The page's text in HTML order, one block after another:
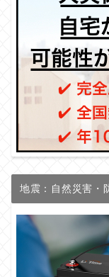
地震：自然災害・